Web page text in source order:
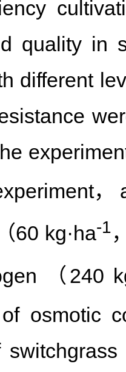
quality in
different
，
60 kg·ha-1
（240
osmotic